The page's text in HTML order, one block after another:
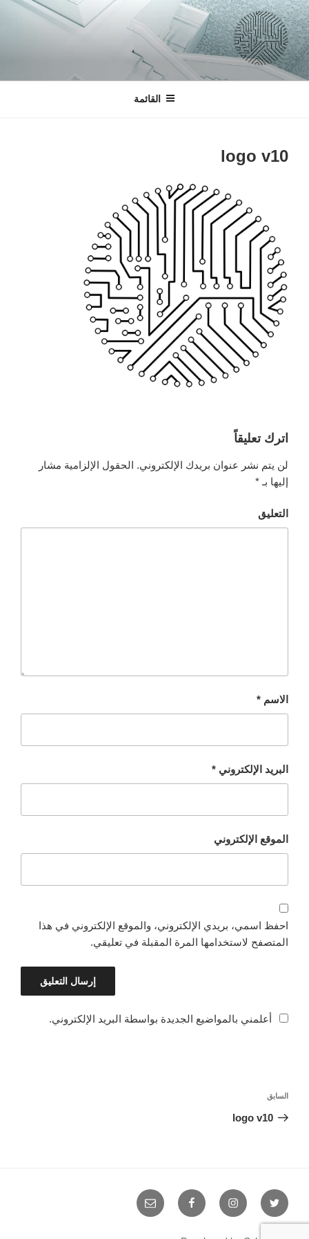
التجاوز
إلى
المحتوى
السبرانية
لتصميم التطبيقات و المواقع الالكترونية
القائمة
logo v10
اترك تعليقاً
لن يتم نشر عنوان بريدك الإلكتروني. الحقول الإلزامية مشار
إليها بـ *
التعليق
الاسم *
البريد الإلكتروني *
الموقع الإلكتروني
احفظ اسمي، بريدي الإلكتروني، والموقع الإلكتروني في هذا
المتصفح لاستخدامها المرة المقبلة في تعليقي.
أعلمني بالمواضيع الجديدة بواسطة البريد الإلكتروني.
تصفّح
المقالة
السابقة
السابق
logo v10
Twitter
Instagram
Facebook
Email